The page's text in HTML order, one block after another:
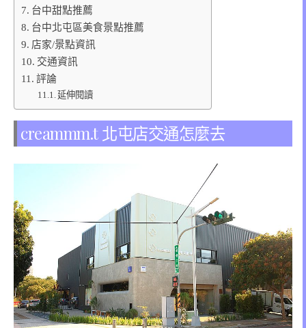
台中甜點推薦
台中北屯區美食景點推薦
店家/景點資訊
交通資訊
評論
延伸閱讀
creammm.t 北屯店交通怎麼去